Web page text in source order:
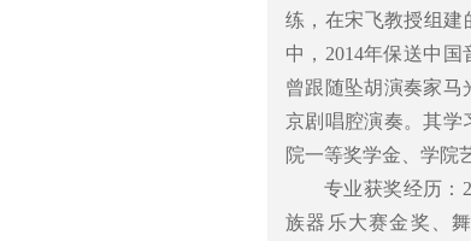
练，在宋飞教授组建
中，2014年保送中
曾跟随坠胡演奏家马
京剧唱腔演奏。其学
院一等奖学金、学院
专业获奖经历：
族器乐大赛金奖、